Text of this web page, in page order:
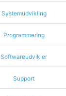
Systemudvikling
Programmering
Softwareudvikler
Support